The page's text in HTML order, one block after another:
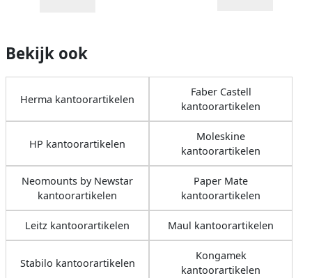
Bekijk ook
Herma kantoorartikelen
Faber Castell
kantoorartikelen
HP kantoorartikelen
Moleskine
kantoorartikelen
Neomounts by Newstar
kantoorartikelen
Paper Mate
kantoorartikelen
Leitz kantoorartikelen Maul kantoorartikelen
Stabilo kantoorartikelen
Kongamek
kantoorartikelen